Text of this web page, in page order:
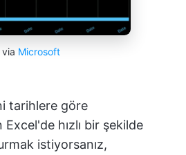
via Microsoft
tarihlere göre
hızlı bir şekilde
istiyorsanız,